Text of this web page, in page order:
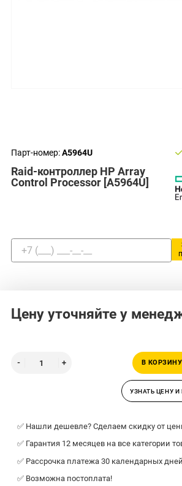
Парт-номер:A5964U
Raid-контроллер HP Array
Control Processor [A5964U]
Цену уточняйте у
В КОРЗИНУ
УЗНАТЬ ЦЕНУ
✅ Нашли дешевле? Сделаем скидку от
✅ Гарантия 12 месяцев на все категории
✅ Рассрочка платежа 30 календарных дней
✅ Возможна постоплата!